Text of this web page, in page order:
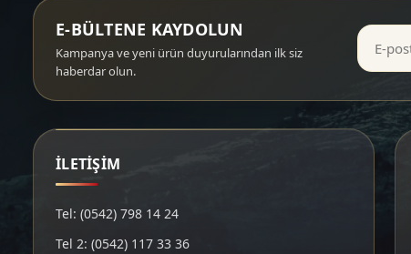
E-BÜLTENE KAYDOLUN
Kampanya ve yeni ürün duyurularından ilk siz
haberdar olun.
İLETİŞİM
Tel: (0542) 798 14 24
Tel 2: (0542) 117 33 36